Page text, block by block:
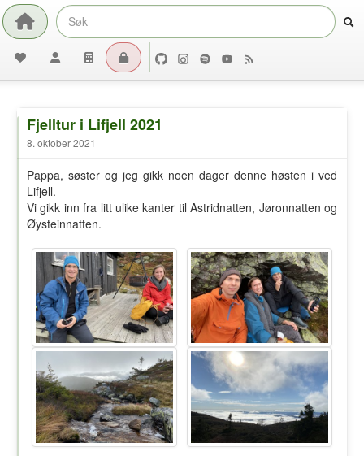
Fjelltur i Lifjell 2021
8. oktober 2021
Pappa, søster og jeg gikk noen dager denne høsten i ved
Lifjell.
Vi gikk inn fra litt ulike kanter til Astridnatten, Jøronnatten og
Øysteinnatten.